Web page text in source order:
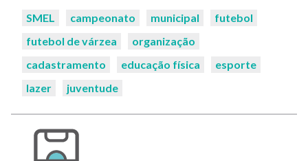
Palavras-
SMEL campeonato municipal
futebol
futebol de várzea
organização
cadastramento
educação física
esporte
lazer
juventude